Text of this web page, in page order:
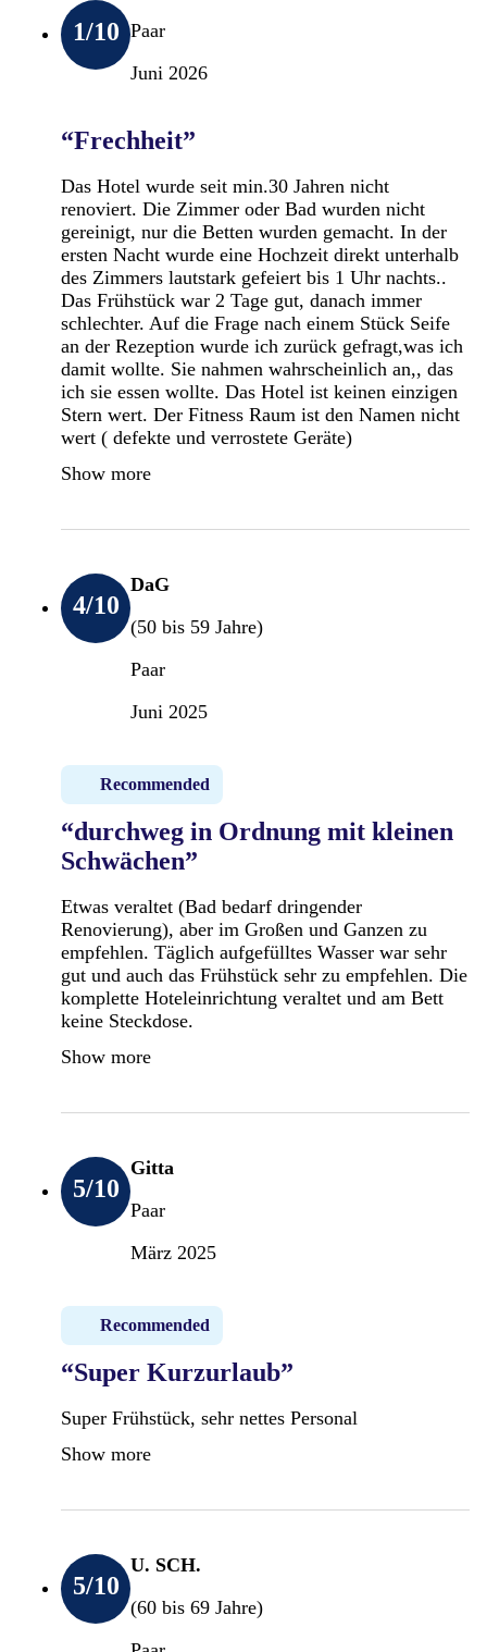
1/10 Paar
Juni 2026
“Frechheit”
Das Hotel wurde seit min.30 Jahren nicht
renoviert. Die Zimmer oder Bad wurden nicht
gereinigt, nur die Betten wurden gemacht. In der
ersten Nacht wurde eine Hochzeit direkt unterhalb
des Zimmers lautstark gefeiert bis 1 Uhr nachts..
Das Frühstück war 2 Tage gut, danach immer
schlechter. Auf die Frage nach einem Stück Seife
an der Rezeption wurde ich zurück gefragt,was ich
damit wollte. Sie nahmen wahrscheinlich an,, das
ich sie essen wollte. Das Hotel ist keinen einzigen
Stern wert. Der Fitness Raum ist den Namen nicht
wert ( defekte und verrostete Geräte)
Show more
4/10
DaG
(50 bis 59 Jahre)
Paar
Juni 2025
Recommended
“durchweg in Ordnung mit kleinen
Schwächen”
Etwas veraltet (Bad bedarf dringender
Renovierung), aber im Großen und Ganzen zu
empfehlen. Täglich aufgefülltes Wasser war sehr
gut und auch das Frühstück sehr zu empfehlen. Die
komplette Hoteleinrichtung veraltet und am Bett
keine Steckdose.
Show more
5/10
Gitta
Paar
März 2025
Recommended
“Super Kurzurlaub”
Super Frühstück, sehr nettes Personal
Show more
5/10
U. SCH.
(60 bis 69 Jahre)